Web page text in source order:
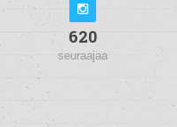
620
seuraajaa